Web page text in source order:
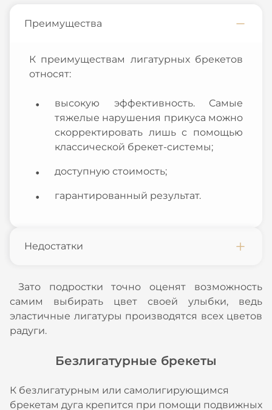
Преимущества
К преимуществам лигатурных брекетов
относят:
высокую эффективность. Самые
тяжелые нарушения прикуса можно
скорректировать лишь с помощью
классической брекет-системы;
доступную стоимость;
гарантированный результат.
Недостатки
Зато подростки точно оценят возможность
самим выбирать цвет своей улыбки, ведь
эластичные лигатуры производятся всех цветов
радуги.
Безлигатурные брекеты
К безлигатурным или самолигирующимся
брекетам дуга крепится при помощи подвижных